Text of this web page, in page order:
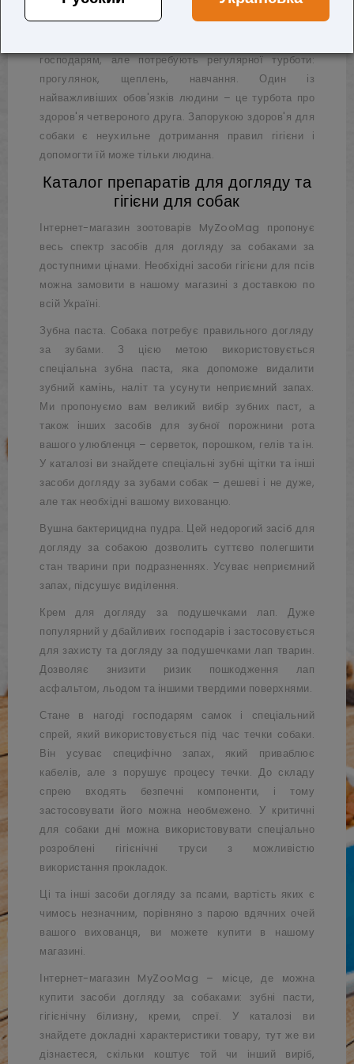
Україні
господарям, але потребують регулярної турботи:
прогулянок, щеплень, навчання. Один із
найважливіших обов'язків людини – це турбота про
здоров'я четвероного друга. Запорукою здоров'я для
собаки є неухильне дотримання правил гігієни і
допомогти їй може тільки людина.
Каталог препаратів для догляду та
гігієни для собак
Інтернет-магазин зоотоварів MyZooMag пропонує
весь спектр засобів для догляду за собаками за
доступними цінами. Необхідні засоби гігієни для псів
можна замовити в нашому магазині з доставкою по
всій Україні.
Зубна паста. Собака потребує правильного догляду
за зубами. З цією метою використовується
спеціальна зубна паста, яка допоможе видалити
зубний камінь, наліт та усунути неприємний запах.
Ми пропонуємо вам великий вибір зубних паст, а
також інших засобів для зубної порожнини рота
вашого улюбленця – серветок, порошком, гелів та ін.
У каталозі ви знайдете спеціальні зубні щітки та інші
засоби догляду за зубами собак – дешеві і не дуже,
але так необхідні вашому вихованцю.
Вушна бактерицидна пудра. Цей недорогий засіб для
догляду за собакою дозволить суттєво полегшити
стан тварини при подразненнях. Усуває неприємний
запах, підсушує виділення.
Крем для догляду за подушечками лап. Дуже
популярний у дбайливих господарів і застосовується
для захисту та догляду за подушечками лап тварин.
Дозволяє знизити ризик пошкодження лап
асфальтом, льодом та іншими твердими поверхнями.
Стане в нагоді господарям самок і спеціальний
спрей, який використовується під час течки собаки.
Він усуває специфічно запах, який приваблює
кабелів, але з порушує процесу течки. До складу
спрею входять безпечні компоненти, і тому
застосовувати його можна необмежено. У критичні
для собаки дні можна використовувати спеціально
розроблені гігієнічні труси з можливістю
використання прокладок.
Ці та інші засоби догляду за псами, вартість яких є
чимось незначним, порівняно з парою вдячних очей
вашого вихованця, ви можете купити в нашому
магазині.
Інтернет-магазин MyZooMag – місце, де можна
купити засоби догляду за собаками: зубні пасти,
гігієнічну білизну, креми, спреї. У каталозі ви
знайдете докладні характеристики товару, тут же ви
дізнаєтеся, скільки коштує той чи інший виріб,